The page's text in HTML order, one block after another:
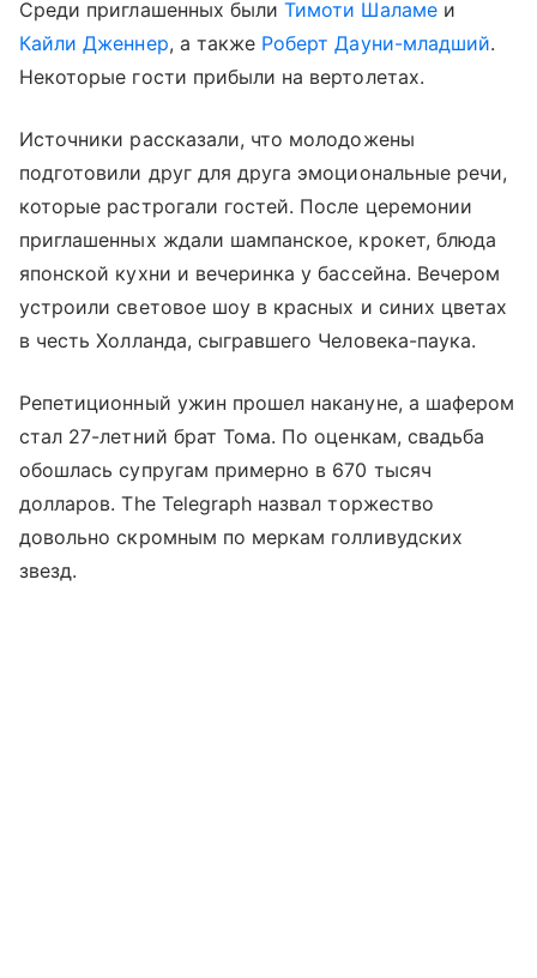
Среди приглашенных былиТимоти Шаламеи
Кайли Дженнер, а также Роберт Дауни-младший.
Некоторые гости прибыли на вертолетах.
Источники рассказали, что молодожены
подготовили друг для друга эмоциональные речи,
которые растрогали гостей. После церемонии
приглашенных ждали шампанское, крокет, блюда
японской кухни и вечеринка у бассейна. Вечером
устроили световое шоу в красных и синих цветах
в честь Холланда, сыгравшего Человека-паука.
Репетиционный ужин прошел накануне, а шафером
стал 27-летний брат Тома. По оценкам, свадьба
обошлась супругам примерно в 670 тысяч
долларов. The Telegraph назвал торжество
довольно скромным по меркам голливудских
звезд.